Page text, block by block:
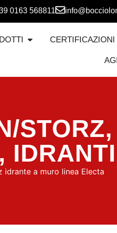
0163 568811
CERTIFICAZIONI
STORZ,
, IDRANTI
idrante a muro linea Electa